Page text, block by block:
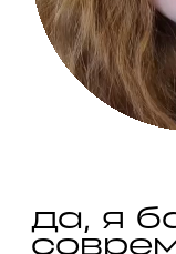
да, я